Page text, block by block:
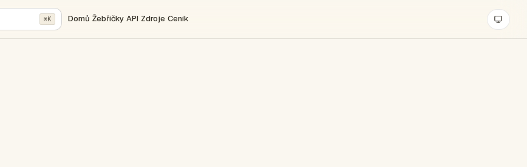
⌘K Domů Žebříčky API Zdroje Ceník